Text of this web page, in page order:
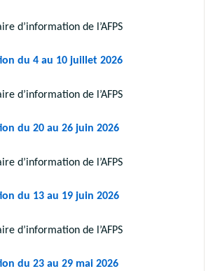
d’information de l’AFPS
du 4 au 10 juillet 2026
d’information de l’AFPS
du 20 au 26 juin 2026
d’information de l’AFPS
du 13 au 19 juin 2026
d’information de l’AFPS
du 23 au 29 mai 2026